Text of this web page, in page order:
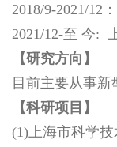
2018/9-2021/12
2021/12-至 今:
【研究方向】
目前主要从事
【科研项目】
(1)上海市科学